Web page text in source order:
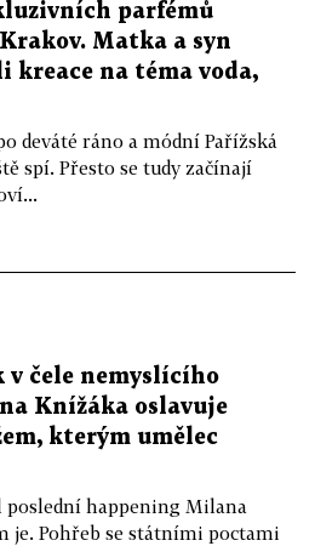
parfémů
Matka a syn
kreace na téma voda,
deváté ráno a módní Pařížská
spí. Přesto se tudy začínají
v čele nemyslícího
Knížáka oslavuje
kterým umělec
happening Milana
je. Pohřeb se státními poctami